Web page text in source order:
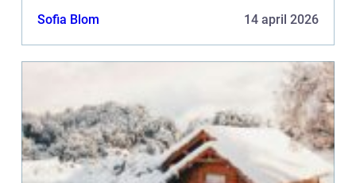
Sofia Blom 14 april 2026